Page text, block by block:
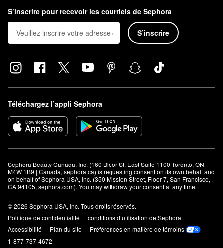
S’inscrire pour recevoir les courriels de Sephora
S’inscrire
Téléchargez l’appli Sephora
Sephora Beauty Canada, Inc. (160 Bloor St. East Suite 1100 Toronto, ON
M4W 1B9 | Canada, sephora.ca) is requesting consent on its own behalf and
on behalf of Sephora USA, Inc. (350 Mission Street, Floor 7, San Francisco,
CA 94105, sephora.com). You may withdraw your consent at any time.
© 2026 Sephora USA, Inc. Tous droits réservés.
Politique de confidentialité
conditions d’utilisation de Sephora
Accessibilité
Plan du site
Préférences en matière de témoins
1-877-737-4672